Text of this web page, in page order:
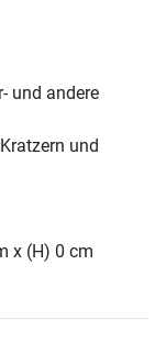
und andere
und
x (H) 0 cm